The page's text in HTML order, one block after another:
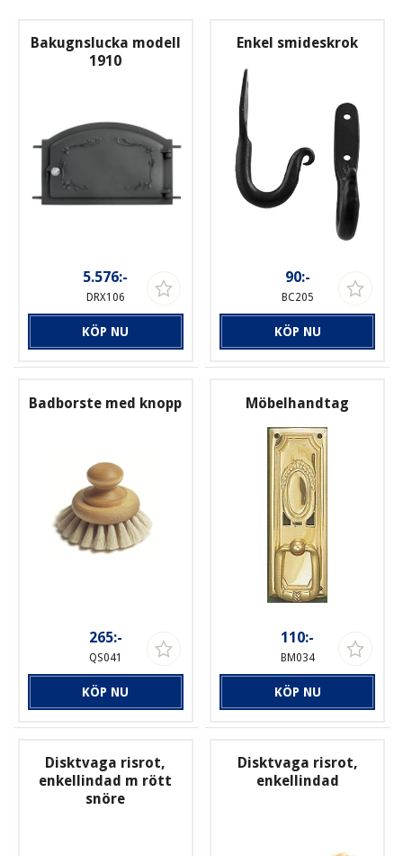
Bakugnslucka modell
1910
5.576:-
DRX106
KÖP NU
Enkel smideskrok
90:-
BC205
KÖP NU
Badborste med knopp
265:-
QS041
KÖP NU
Möbelhandtag
110:-
BM034
KÖP NU
Disktvaga risrot,
enkellindad m rött
snöre
Disktvaga risrot,
enkellindad